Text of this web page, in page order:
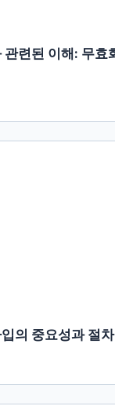
관련된 이해: 무효
의 중요성과 절차